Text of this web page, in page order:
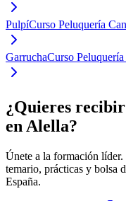
PulpíCurso Peluquería
GarruchaCurso
¿Quieres
en Alella?
Únete a la formación
temario, prácticas y bolsa
España.